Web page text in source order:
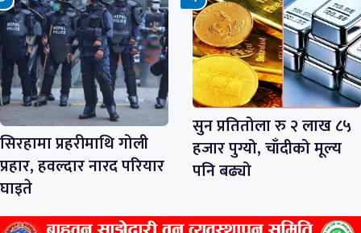
सिरहामा प्रहरीमाथि गोली
प्रहार, हवल्दार नारद परियार
घाइते
सुन प्रतितोला रु २ लाख ८५
हजार पुग्यो, चाँदीको मूल्य
पनि बढ्यो